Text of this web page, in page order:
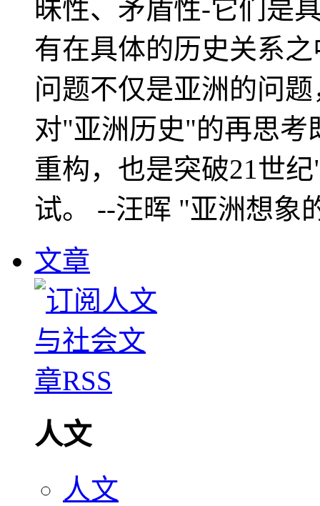
昧性、矛盾性-它们是
有在具体的历史关系
问题不仅是亚洲的问
对"亚洲历史"的再思考
重构，也是突破21世
试。 --汪晖 "亚洲想象
文章
人文
人文